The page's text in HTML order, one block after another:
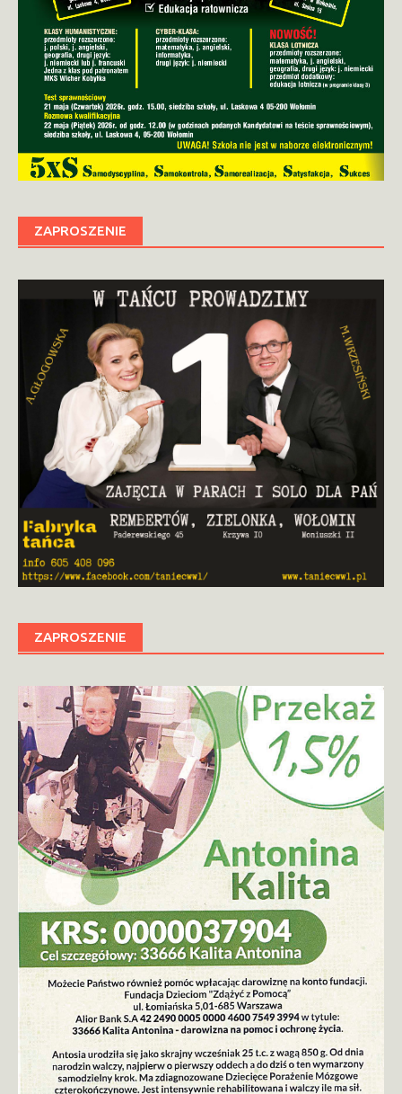
ZAPROSZENIE
ZAPROSZENIE